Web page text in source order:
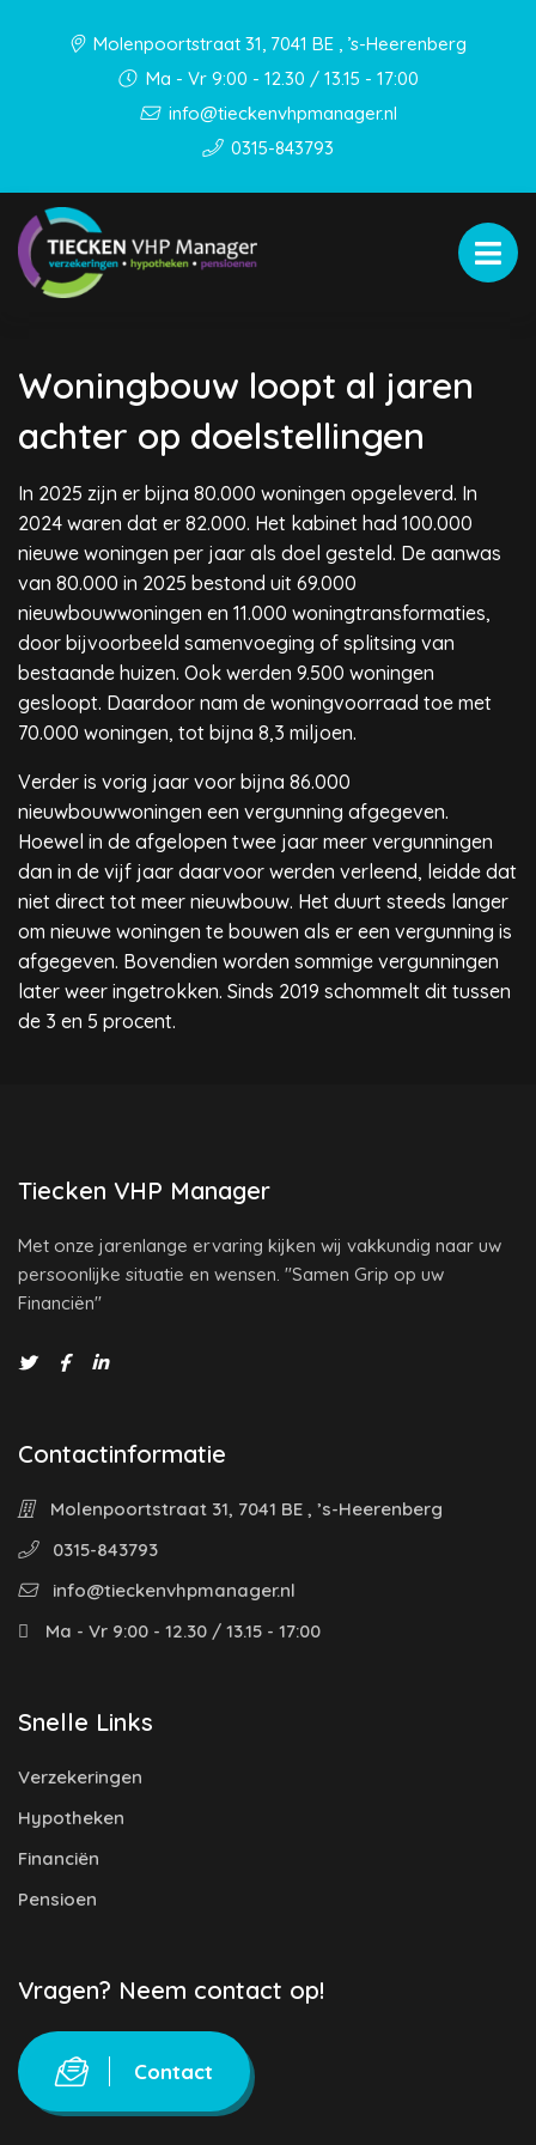
Molenpoortstraat 31, 7041 BE , ’s-Heerenberg
Ma - Vr 9:00 - 12.30 / 13.15 - 17:00
info@tieckenvhpmanager.nl
0315-843793
Woningbouw loopt al jaren
achter op doelstellingen
In 2025 zijn er bijna 80.000 woningen opgeleverd. In
2024 waren dat er 82.000. Het kabinet had 100.000
nieuwe woningen per jaar als doel gesteld. De aanwas
van 80.000 in 2025 bestond uit 69.000
nieuwbouwwoningen en 11.000 woningtransformaties,
door bijvoorbeeld samenvoeging of splitsing van
bestaande huizen. Ook werden 9.500 woningen
gesloopt. Daardoor nam de woningvoorraad toe met
70.000 woningen, tot bijna 8,3 miljoen.
Verder is vorig jaar voor bijna 86.000
nieuwbouwwoningen een vergunning afgegeven.
Hoewel in de afgelopen twee jaar meer vergunningen
dan in de vijf jaar daarvoor werden verleend, leidde dat
niet direct tot meer nieuwbouw. Het duurt steeds langer
om nieuwe woningen te bouwen als er een vergunning is
afgegeven. Bovendien worden sommige vergunningen
later weer ingetrokken. Sinds 2019 schommelt dit tussen
de 3 en 5 procent.
Tiecken VHP Manager
Met onze jarenlange ervaring kijken wij vakkundig naar uw
persoonlijke situatie en wensen. "Samen Grip op uw
Financiën"
Contactinformatie
Molenpoortstraat 31, 7041 BE , ’s-Heerenberg
0315-843793
info@tieckenvhpmanager.nl
Ma - Vr 9:00 - 12.30 / 13.15 - 17:00
Snelle Links
Verzekeringen
Hypotheken
Financiën
Pensioen
Vragen? Neem contact op!
Contact